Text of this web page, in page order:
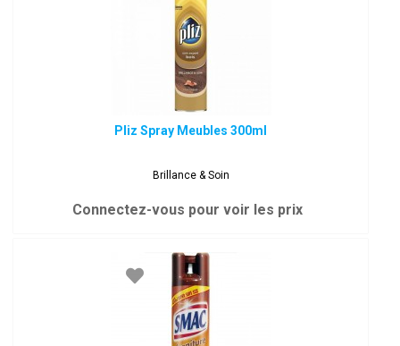
Pliz Spray Meubles 300ml
Brillance & Soin
Connectez-vous pour voir les prix